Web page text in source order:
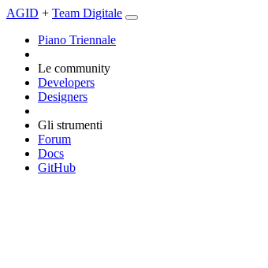
AGID + Team Digitale
Piano Triennale
Le community
Developers
Designers
Gli strumenti
Forum
Docs
GitHub